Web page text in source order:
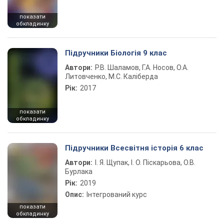
показати
обкладинку
показати
обкладинку
Підручники Біологія 9 клас
Автори: Р.В. Шаламов, Г.А. Носов, О.А.
Литовченко, М.С. Каліберда
Рік: 2017
показати
обкладинку
Підручники Всесвітня історія 6 клас
Автори:
І. Я. Щупак, І. О. Піскарьова, О.В.
Бурлака
Рік: 2019
Опис: Інтегрований курс